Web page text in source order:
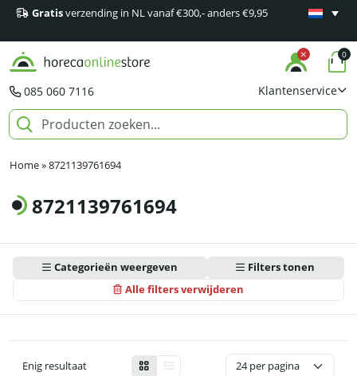
Gratisverzending in NL vanaf €300,- anders €9,95
Minimaal
085 060 7116 Klantenservice
0
Home»8721139761694
8721139761694
Categorieën weergeven
Alle filters verwijderen
Filters tonen
Enig resultaat